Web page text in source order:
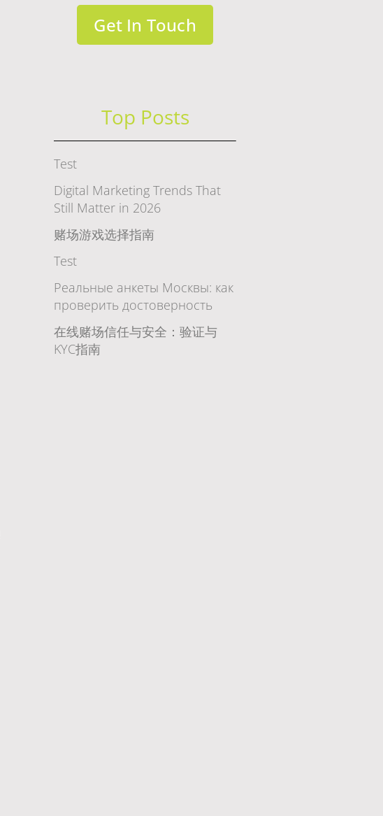
Get In Touch
Top Posts
Test
Digital Marketing Trends That
Still Matter in 2026
赌场游戏选择指南
Test
Реальные анкеты Москвы: как
проверить достоверность
在线赌场信任与安全：验证与
KYC指南